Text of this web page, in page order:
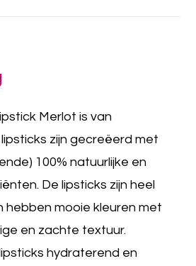
Merlot is van
zijn gecreëerd met
100% natuurlijke en
De lipsticks zijn heel
hebben mooie kleuren met
en zachte textuur.
hydraterend en